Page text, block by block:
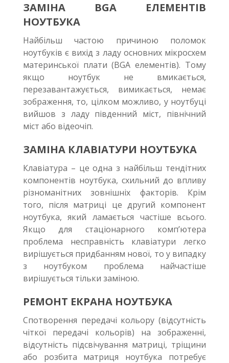
ЗАМІНА BGA ЕЛЕМЕНТІВ
НОУТБУКА
Найбільш частою причиною поломок
ноутбуків є вихід з ладу основних мікросхем
материнської плати (BGA елементів). Тому
якщо ноутбук не вмикається,
перезавантажується, вимикається, немає
зображення, то, цілком можливо, у ноутбуці
вийшов з ладу південний міст, північний
міст або відеочіп.
ЗАМІНА КЛАВІАТУРИ НОУТБУКА
Клавіатура – це одна з найбільш тендітних
компонентів ноутбука, схильний до впливу
різноманітних зовнішніх факторів. Крім
того, після матриці це другий компонент
ноутбука, який ламається частіше всього.
Якщо для стаціонарного комп’ютера
проблема несправність клавіатури легко
вирішується придбанням нової, то у випадку
з ноутбуком проблема найчастіше
вирішується тільки заміною.
РЕМОНТ ЕКРАНА НОУТБУКА
Спотворення передачі кольору (відсутність
чіткої передачі кольорів) на зображенні,
відсутність підсвічування матриці, тріщини
або розбита матриця ноутбука потребує